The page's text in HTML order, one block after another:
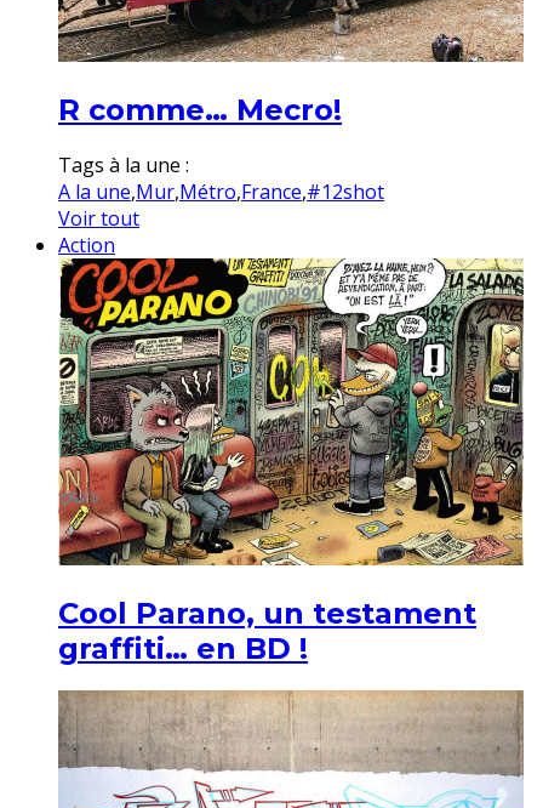
R comme… Mecro!
Tags à la une :
A la une,Mur,Métro,France,#12shot
Voir tout
Action
Cool Parano, un testament
graffiti… en BD !